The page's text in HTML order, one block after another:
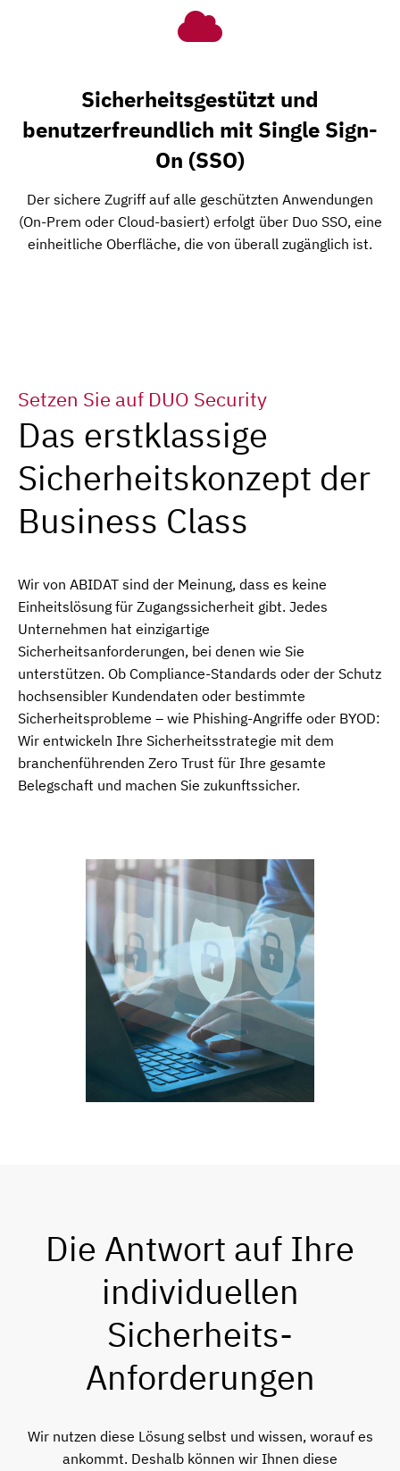
Sicherheitsgestützt und
benutzerfreundlich mit Single Sign-
On (SSO)
Der sichere Zugriff auf alle geschützten Anwendungen
(On-Prem oder Cloud-basiert) erfolgt über Duo SSO, eine
einheitliche Oberfläche, die von überall zugänglich ist.
Setzen Sie auf DUO Security
Das erstklassige
Sicherheitskonzept der
Business Class
Wir von ABIDAT sind der Meinung, dass es keine
Einheitslösung für Zugangssicherheit gibt. Jedes
Unternehmen hat einzigartige
Sicherheitsanforderungen, bei denen wie Sie
unterstützen. Ob Compliance-Standards oder der Schutz
hochsensibler Kundendaten oder bestimmte
Sicherheitsprobleme – wie Phishing-Angriffe oder BYOD:
Wir entwickeln Ihre Sicherheitsstrategie mit dem
branchenführenden Zero Trust für Ihre gesamte
Belegschaft und machen Sie zukunftssicher.
Die Antwort auf Ihre
individuellen
Sicherheits-
Anforderungen
Wir nutzen diese Lösung selbst und wissen, worauf es
ankommt. Deshalb können wir Ihnen diese